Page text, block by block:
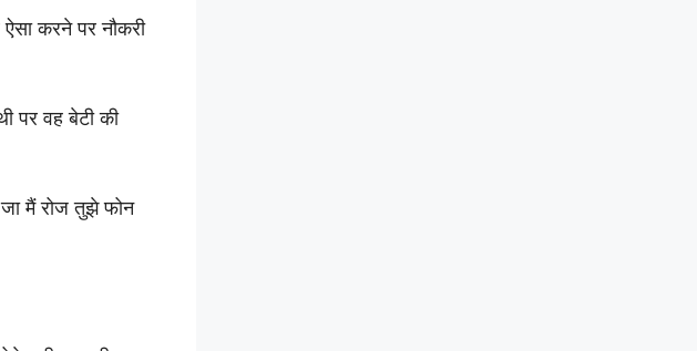
करने पर नौकरी
पर वह बेटी की
मैं रोज तुझे फोन